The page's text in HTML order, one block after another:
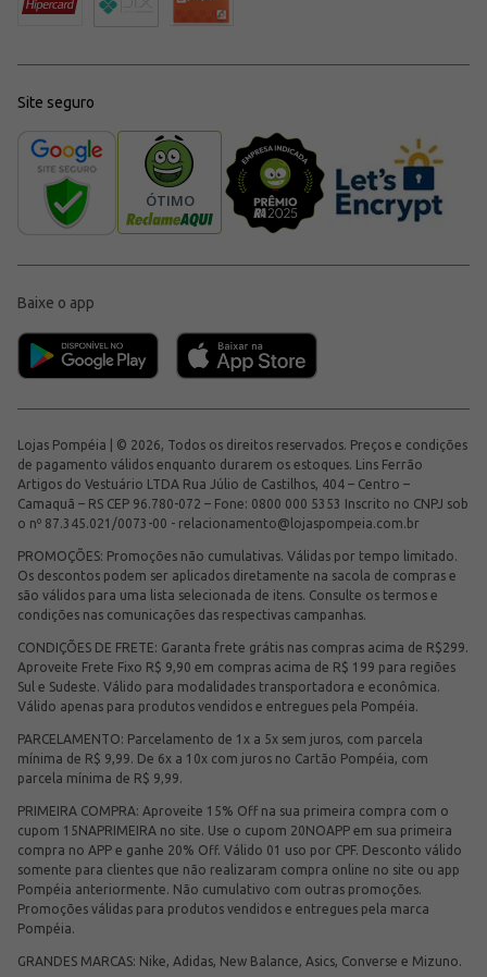
Site seguro
Baixe o app
Lojas Pompéia | © 2026, Todos os direitos reservados. Preços e condições
de pagamento válidos enquanto durarem os estoques. Lins Ferrão
Artigos do Vestuário LTDA Rua Júlio de Castilhos, 404 – Centro –
Camaquã – RS CEP 96.780-072 – Fone: 0800 000 5353 Inscrito no CNPJ sob
o nº 87.345.021/0073-00 - relacionamento@lojaspompeia.com.br
PROMOÇÕES: Promoções não cumulativas. Válidas por tempo limitado.
Os descontos podem ser aplicados diretamente na sacola de compras e
são válidos para uma lista selecionada de itens. Consulte os termos e
condições nas comunicações das respectivas campanhas.
CONDIÇÕES DE FRETE: Garanta frete grátis nas compras acima de R$299.
Aproveite Frete Fixo R$ 9,90 em compras acima de R$ 199 para regiões
Sul e Sudeste. Válido para modalidades transportadora e econômica.
Válido apenas para produtos vendidos e entregues pela Pompéia.
PARCELAMENTO: Parcelamento de 1x a 5x sem juros, com parcela
mínima de R$ 9,99. De 6x a 10x com juros no Cartão Pompéia, com
parcela mínima de R$ 9,99.
PRIMEIRA COMPRA: Aproveite 15% Off na sua primeira compra com o
cupom 15NAPRIMEIRA no site. Use o cupom 20NOAPP em sua primeira
compra no APP e ganhe 20% Off. Válido 01 uso por CPF. Desconto válido
somente para clientes que não realizaram compra online no site ou app
Pompéia anteriormente. Não cumulativo com outras promoções.
Promoções válidas para produtos vendidos e entregues pela marca
Pompéia.
GRANDES MARCAS: Nike, Adidas, New Balance, Asics, Converse e Mizuno.